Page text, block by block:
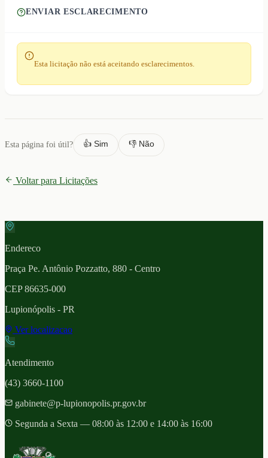
ENVIAR ESCLARECIMENTO
Esta licitação não está aceitando esclarecimentos.
Esta página foi útil? 👍 Sim 👎 Não
Voltar para Licitações
Endereco
Praça Pe. Antônio Pozzatto, 880 - Centro
CEP86635-000
Lupionópolis - PR
Ver localizacao
Atendimento
(43) 3660-1100
gabinete@p-lupionopolis.pr.gov.br
Segunda a Sexta — 08:00 às 12:00 e 14:00 às 16:00